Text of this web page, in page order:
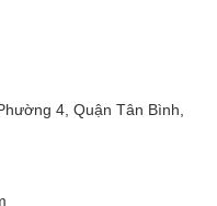
4, Quận Tân Bình,